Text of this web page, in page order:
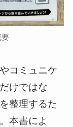
コミュニケ
けではな
整理するた
本書によ